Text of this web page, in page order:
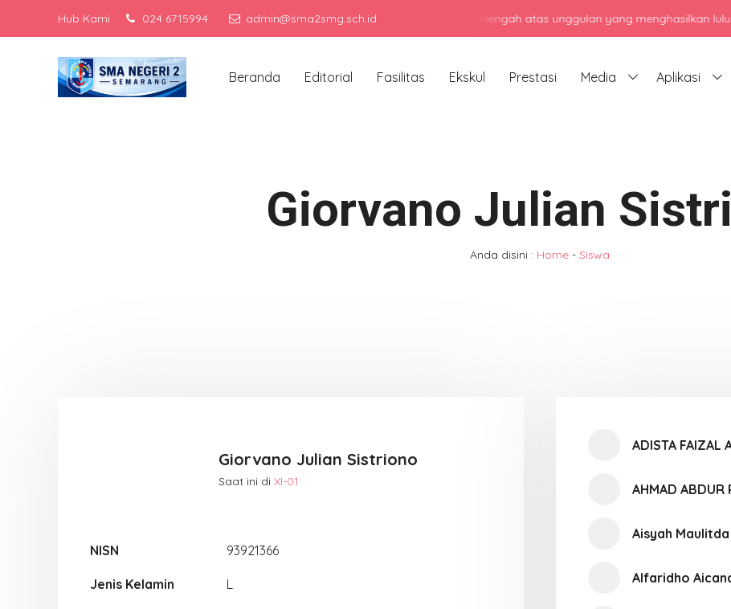
Hub Kami 024 6715994 admin@sma2smg.sch.idMenjadi sekolah menengah atas unggulan yang menghasilkan lulusan
Beranda Editorial Fasilitas Ekskul Prestasi Media Aplikasi
Giorvano Julian
Anda disini : Home - Siswa
Giorvano Julian Sistriono
Saat ini di XI-01
NISN 93921366
Jenis Kelamin L
ADISTA FAIZAL
AHMAD ABDUR
Aisyah
Alfaridho